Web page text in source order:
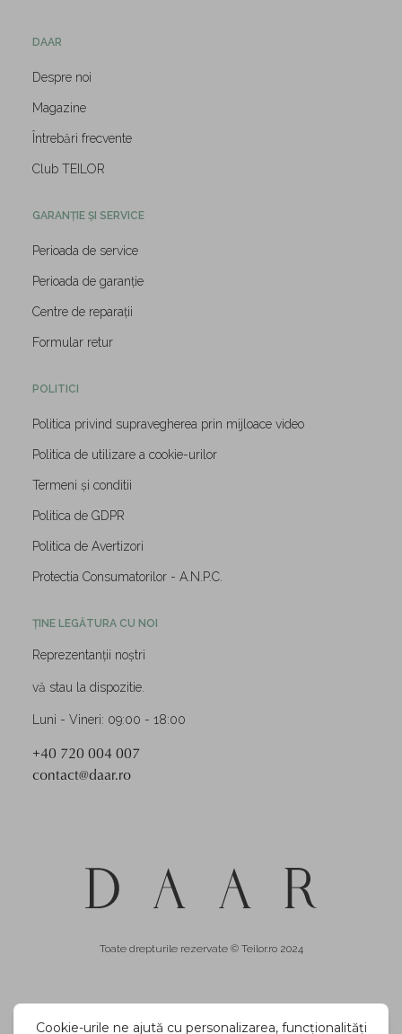
DAAR
Despre noi
Magazine
Întrebări frecvente
Club TEILOR
GARANȚIE ȘI SERVICE
Perioada de service
Perioada de garanție
Centre de reparații
Formular retur
POLITICI
Politica privind supravegherea prin mijloace video
Politica de utilizare a cookie-urilor
Termeni și conditii
Politica de GDPR
Politica de Avertizori
Protectia Consumatorilor - A.N.P.C.
ȚINE LEGĂTURA CU NOI
Reprezentanții noștri
vă stau la dispozitie.
Luni - Vineri: 09:00 - 18:00
+40 720 004 007
contact@daar.ro
Toate drepturile rezervate © Teilor.ro 2024